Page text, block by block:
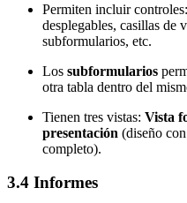
Permiten incluir
desplegables, casillas de
subformularios, etc.
Los subformularios
otra tabla dentro del
Tienen tres vistas: Vista
presentación (diseño
completo).
3.4 Informes